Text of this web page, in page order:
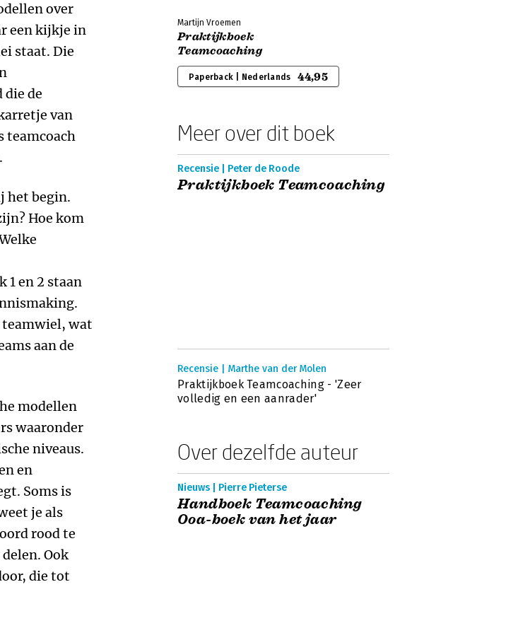
over
een kijkje in
staat. Die
die de
van
teamcoach
het begin.
Hoe kom
en 2 staan
teamwiel, wat
aan de
modellen
waaronder
niveaus.
en
Soms is
je als
rood te
Ook
die tot
Martijn Vroemen
Praktijkboek
Teamcoaching
Paperback | Nederlands 44,95
Meer over dit boek
Recensie | Peter de Roode
Praktijkboek Teamcoaching
Recensie | Marthe van der Molen
Praktijkboek Teamcoaching - 'Zeer
volledig en een aanrader'
Over dezelfde auteur
Nieuws | Pierre Pieterse
Handboek Teamcoaching
Ooa-boek van het jaar